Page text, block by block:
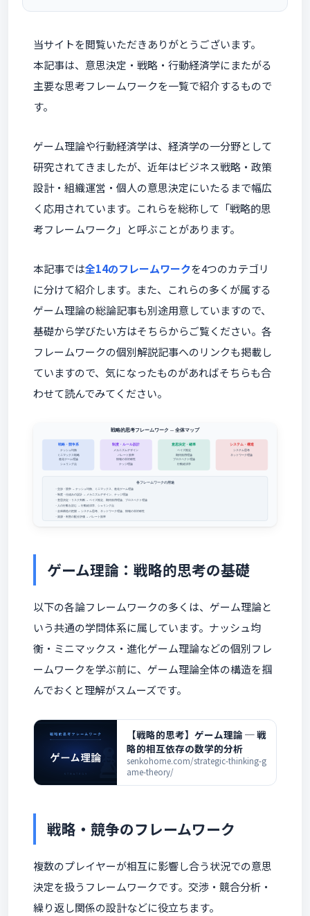
当サイトを閲覧いただきありがとうございます。
本記事は、意思決定・戦略・行動経済学にまたがる
主要な思考フレームワークを一覧で紹介するもので
す。
ゲーム理論や行動経済学は、経済学の一分野として
研究されてきましたが、近年はビジネス戦略・政策
設計・組織運営・個人の意思決定にいたるまで幅広
く応用されています。これらを総称して「戦略的思
考フレームワーク」と呼ぶことがあります。
本記事では全14のフレームワークを4つのカテゴリ
に分けて紹介します。また、これらの多くが属する
ゲーム理論の総論記事も別途用意していますので、
基礎から学びたい方はそちらからご覧ください。各
フレームワークの個別解説記事へのリンクも掲載し
ていますので、気になったものがあればそちらも合
わせて読んでみてください。
ゲーム理論：戦略的思考の基礎
以下の各論フレームワークの多くは、ゲーム理論と
いう共通の学問体系に属しています。ナッシュ均
衡・ミニマックス・進化ゲーム理論などの個別フレ
ームワークを学ぶ前に、ゲーム理論全体の構造を掴
んでおくと理解がスムーズです。
【戦略的思考】ゲーム理論 ─ 戦
略的相互依存の数学的分析
senkohome.com/strategic-thinking-g
ame-theory/
戦略・競争のフレームワーク
複数のプレイヤーが相互に影響し合う状況での意思
決定を扱うフレームワークです。交渉・競合分析・
繰り返し関係の設計などに役立ちます。